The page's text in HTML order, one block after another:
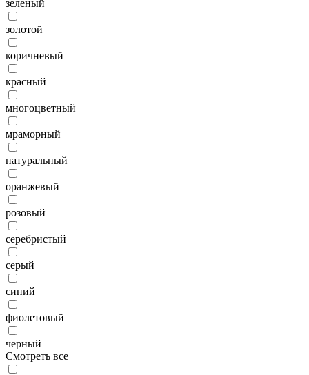
зеленый
золотой
коричневый
красный
многоцветный
мраморный
натуральный
оранжевый
розовый
серебристый
серый
синий
фиолетовый
черный
Смотреть все